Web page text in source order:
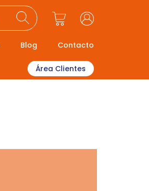
Blog Contacto
Área Clientes